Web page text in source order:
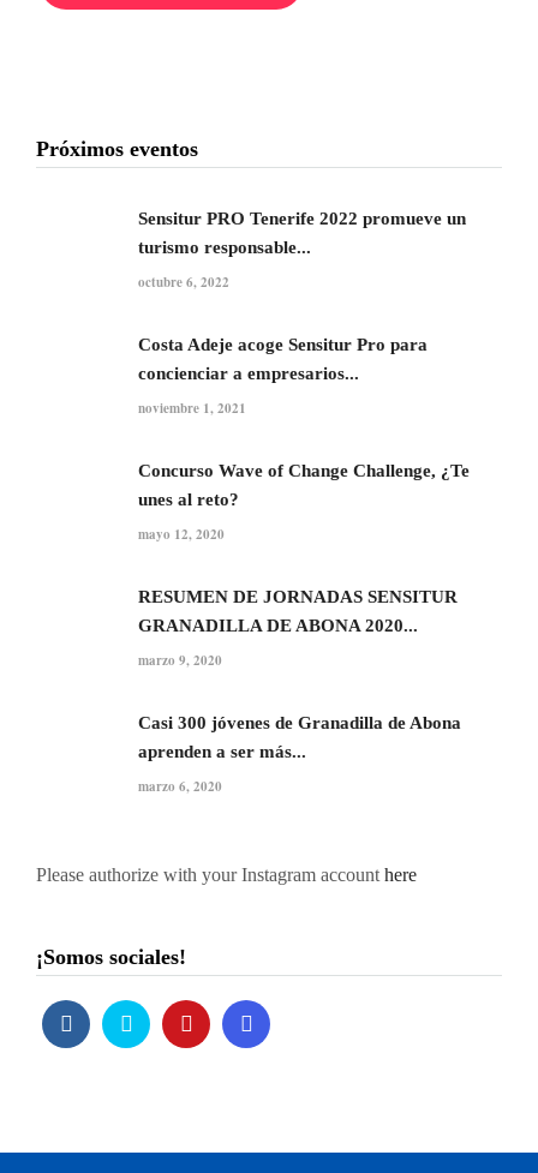
Próximos eventos
Sensitur PRO Tenerife 2022 promueve un
turismo responsable...
octubre 6, 2022
Costa Adeje acoge Sensitur Pro para
concienciar a empresarios...
noviembre 1, 2021
Concurso Wave of Change Challenge, ¿Te
unes al reto?
mayo 12, 2020
RESUMEN DE JORNADAS SENSITUR
GRANADILLA DE ABONA 2020...
marzo 9, 2020
Casi 300 jóvenes de Granadilla de Abona
aprenden a ser más...
marzo 6, 2020
Please authorize with your Instagram account here
¡Somos sociales!